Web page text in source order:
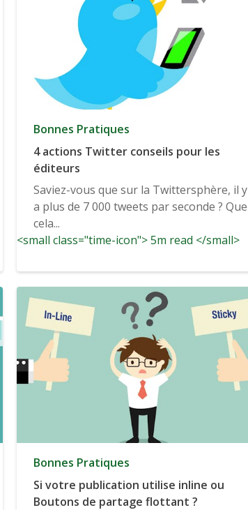
Bonnes Pratiques
4 actions Twitter conseils pour les
éditeurs
Saviez-vous que sur la Twittersphère, il y
a plus de 7 000 tweets par seconde ? Que
cela...
<small class="time-icon"> 5m read </small>
Bonnes Pratiques
Si votre publication utilise inline ou
Boutons de partage flottant ?